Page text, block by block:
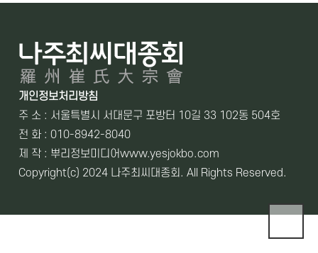
개인정보처리방침
주 소 : 서울특별시 서대문구 포방터 10길 33 102동 504호
전 화 : 010-8942-8040
제 작 : 뿌리정보미디어www.yesjokbo.com
Copyright(c) 2024 나주최씨대종회. All Rights Reserved.